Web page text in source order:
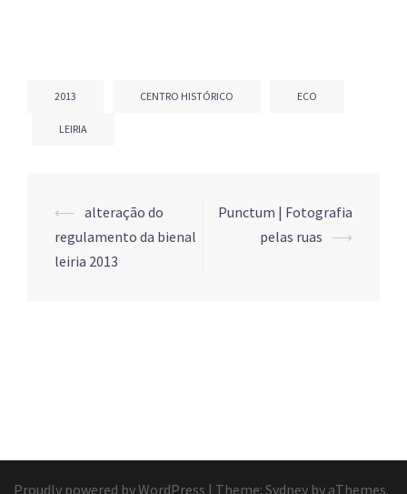
2013 CENTRO HISTÓRICO ECO
LEIRIA
Post
navigation
⟵ alteração do
regulamento da bienal
leiria 2013
Punctum | Fotografia
pelas ruas ⟶
Proudly powered by WordPress | Theme: Sydney by aThemes.